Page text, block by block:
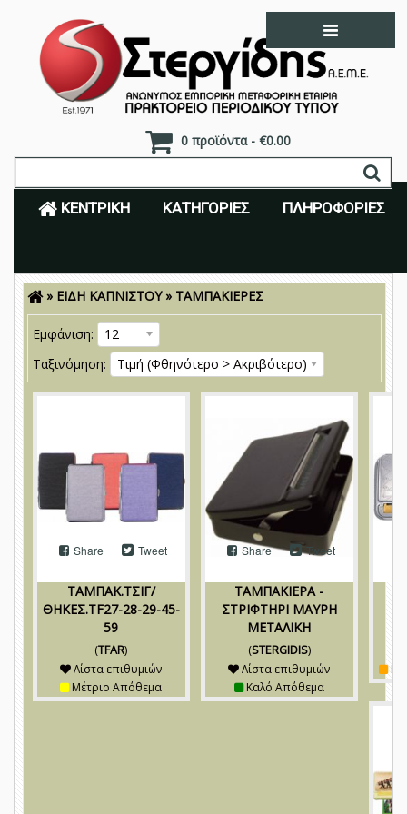
0 προϊόντα - €0.00
ΚΕΝΤΡΙΚΉ ΚΑΤΗΓΟΡΊΕΣ ΠΛΗΡΟΦΟΡΊΕΣ
Είσοδος Εγγραφή
» ΕΙΔΗ ΚΑΠΝΙΣΤΟΥ» ΤΑΜΠΑΚΙΕΡΕΣ
Εμφάνιση:
12
Ταξινόμηση:
Τιμή (Φθηνότερο > Ακριβότερο)
ΤΑΜΠΑΚ.ΤΣΙΓ/
ΘΗΚΕΣ.TF27-28-29-45-
59
(TFAR)
Share Tweet
Λίστα επιθυμιών
Μέτριο Απόθεμα
ΤΑΜΠΑΚΙΕΡΑ -
ΣΤΡΙΦΤΗΡΙ ΜΑΥΡΗ
ΜΕΤΑΛΙΚΗ
(STERGIDIS)
Share Tweet
Λίστα επιθυμιών
Καλό Απόθεμα